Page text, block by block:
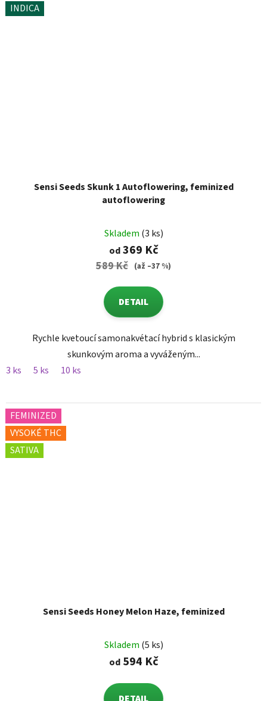
INDICA
Sensi Seeds Skunk 1 Autoflowering, feminized
autoflowering
Skladem (3 ks)
od369 Kč
589 Kč (až –37 %)
DETAIL
Rychle kvetoucí samonakvétací hybrid s klasickým
skunkovým aroma a vyváženým...
3 ks
5 ks 10 ks
FEMINIZED
VYSOKÉ THC
SATIVA
Sensi Seeds Honey Melon Haze, feminized
Skladem (5 ks)
od594 Kč